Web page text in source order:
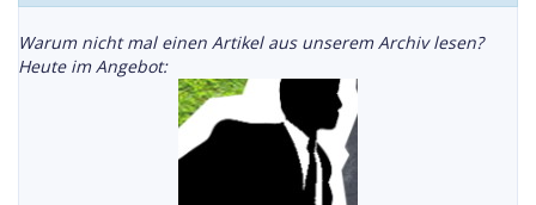
Warum nicht mal einen Artikel aus unserem Archiv lesen?
Heute im Angebot: